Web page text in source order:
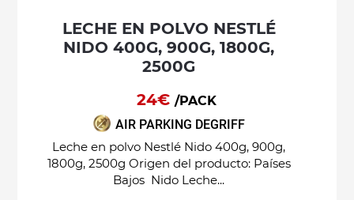
LECHE EN POLVO NESTLÉ
NIDO 400G, 900G, 1800G,
2500G
24€/PACK
AIR PARKING DEGRIFF
Leche en polvo Nestlé Nido 400g, 900g,
1800g, 2500g Origen del producto: Países
Bajos Nido Leche...